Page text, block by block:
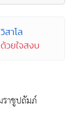
สาโล
ยใจสงบ
ราชูปถัมภ์